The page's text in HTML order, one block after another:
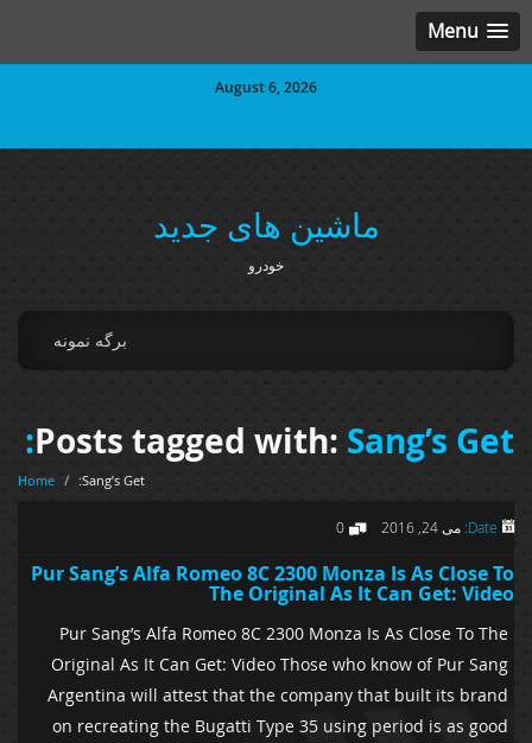
Menu
August 6, 2026
ماشین های جدید
خودرو
برگه نمونه
Posts tagged with:Sang’s Get:
Home / Sang’s Get:
Date: می 24, 2016 0
Pur Sang’s Alfa Romeo 8C 2300 Monza Is As Close To
The Original As It Can Get: Video
Pur Sang’s Alfa Romeo 8C 2300 Monza Is As Close To The
Original As It Can Get: Video Those who know of Pur Sang
Argentina will attest that the company that built its brand
on recreating the Bugatti Type 35 using period is as good